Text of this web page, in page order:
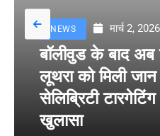
NEWS मार्च 2, 2026
बॉलीवुड के बाद
लूथरा को मिली
सेलिब्रिटी
खुलासा